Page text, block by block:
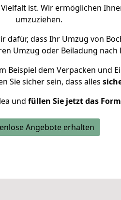
ist. Wir ermöglichen
umzuziehen.
dafür, dass Ihr Umzug von
Umzug oder Beiladung
Beispiel dem Verpacken und
Sie sicher sein, dass alles
und füllen Sie jetzt das
Angebote erhalten